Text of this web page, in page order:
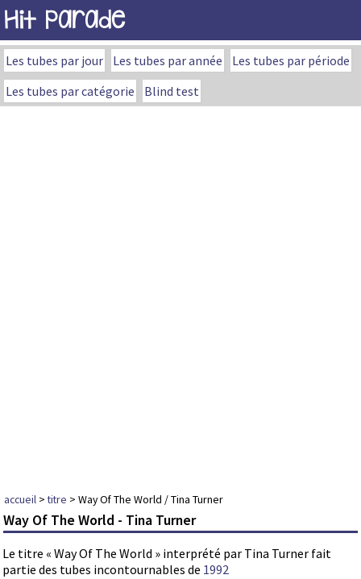
Hit Parade
Les tubes par jour Les tubes par année
Les tubes par période
Les tubes par catégorie
Blind test
accueil >titre > Way Of The World / Tina Turner
Way Of The World - Tina Turner
Le titre « Way Of The World » interprété par Tina Turner fait
partie des tubes incontournables de 1992